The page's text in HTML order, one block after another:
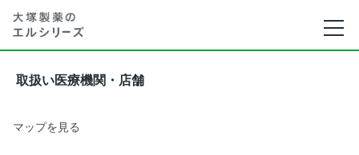
取扱い医療機関・店舗
マップを見る